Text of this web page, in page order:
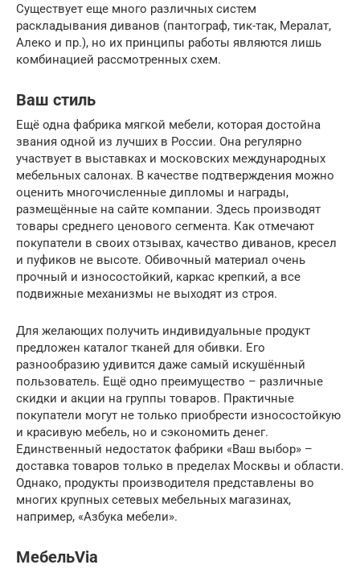
Существует еще много различных систем
раскладывания диванов (пантограф, тик-так, Мералат,
Алеко и пр.), но их принципы работы являются лишь
комбинацией рассмотренных схем.
Ваш стиль
Ещё одна фабрика мягкой мебели, которая достойна
звания одной из лучших в России. Она регулярно
участвует в выставках и московских международных
мебельных салонах. В качестве подтверждения можно
оценить многочисленные дипломы и награды,
размещённые на сайте компании. Здесь производят
товары среднего ценового сегмента. Как отмечают
покупатели в своих отзывах, качество диванов, кресел
и пуфиков не высоте. Обивочный материал очень
прочный и износостойкий, каркас крепкий, а все
подвижные механизмы не выходят из строя.
Для желающих получить индивидуальные продукт
предложен каталог тканей для обивки. Его
разнообразию удивится даже самый искушённый
пользователь. Ещё одно преимущество – различные
скидки и акции на группы товаров. Практичные
покупатели могут не только приобрести износостойкую
и красивую мебель, но и сэкономить денег.
Единственный недостаток фабрики «Ваш выбор» –
доставка товаров только в пределах Москвы и области.
Однако, продукты производителя представлены во
многих крупных сетевых мебельных магазинах,
например, «Азбука мебели».
МебельVia